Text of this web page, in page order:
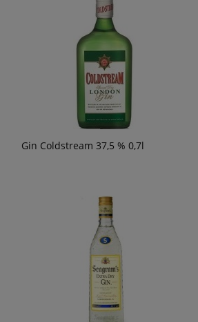
Negroamaro/primitivo 0,75l
Gin Coldstream 37,5 % 0,7l